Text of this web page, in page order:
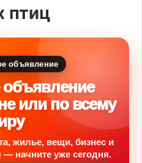
птиц
объявление
объявление
или по всему
жилье, вещи, бизнес и
начните уже сегодня.